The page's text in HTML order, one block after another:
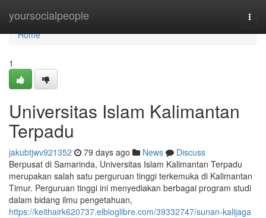
yoursocialpeople
Home
Home
1
Universitas Islam Kalimantan
Terpadu
jakubtjwv921352 79 days ago News
Discuss
Berpusat di Samarinda, Universitas Islam Kalimantan Terpadu
merupakan salah satu perguruan tinggi terkemuka di Kalimantan
Timur. Perguruan tinggi ini menyediakan berbagai program studi
dalam bidang ilmu pengetahuan,
https://keithairk620737.elbloglibre.com/39332747/sunan-kalijaga